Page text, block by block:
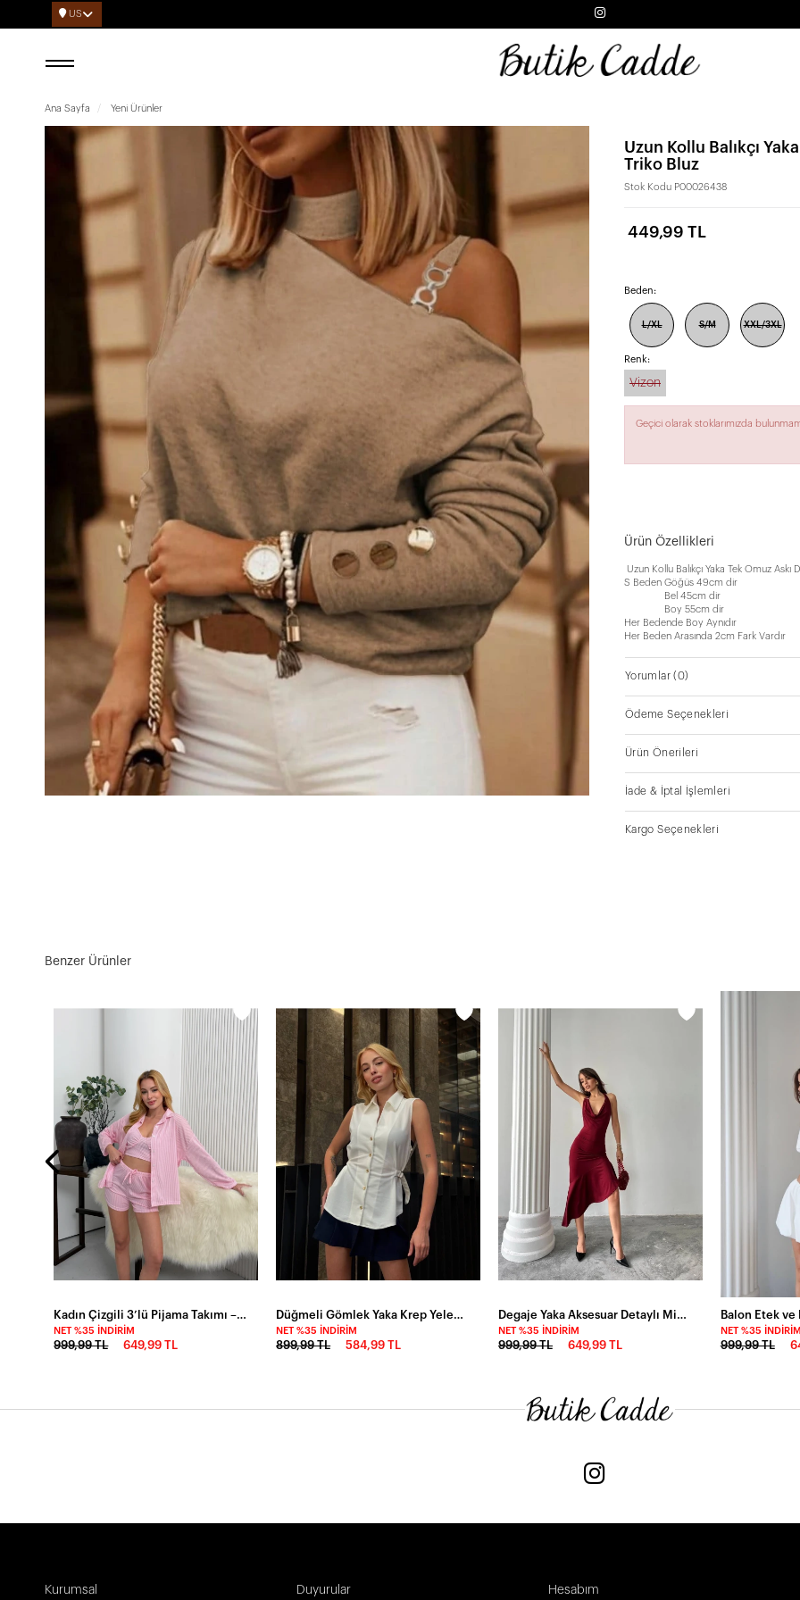
US
Ana Sayfa Yeni Ürünler
Uzun Kollu Balıkçı
Triko Bluz
Stok Kodu P00026438
449,99 TL
Beden:
L/XL S/M XXL/3XL
Renk:
Vizon
Geçici olarak stoklarımızda
Ürün Özellikleri
Uzun Kollu Balıkçı Yaka Tek Omuz
S Beden Göğüs 49cm dir
Bel 45cm dir
Boy 55cm dir
Her Bedende Boy Aynıdır
Her Beden Arasında 2cm Fark Vardır
Yorumlar(0)
Ödeme Seçenekleri
Ürün Önerileri
İade & İptal İşlemleri
Kargo Seçenekleri
Benzer Ürünler
Kadın Çizgili 3’lü Pijama Takımı – Gömlek Büstiyer Şort Takım
NET %35 İNDIRIM
999,99 TL 649,99 TL
Düğmeli Gömlek Yaka Krep Yelek Beyaz
NET %35 İNDIRIM
899,99 TL 584,99 TL
Degaje Yaka Aksesuar Detaylı Midi Yırtmaçlı Elbise Bordo
NET %35 İNDIRIM
999,99 TL 649,99 TL
Balon Etek ve
NET %35
999,99 TL
Kurumsal Duyurular Hesabım